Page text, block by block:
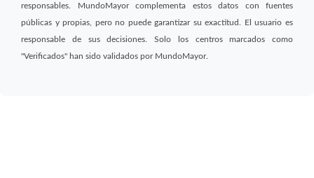
responsables. MundoMayor complementa estos datos con fuentes
públicas y propias, pero no puede garantizar su exactitud. El usuario es
responsable de sus decisiones. Solo los centros marcados como
"Verificados" han sido validados por MundoMayor.